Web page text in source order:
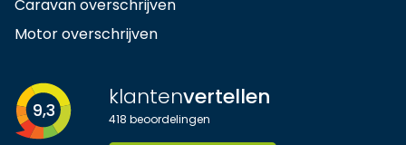
Caravan overschrijven
Motor overschrijven
9,3 klantenvertellen
418 beoordelingen